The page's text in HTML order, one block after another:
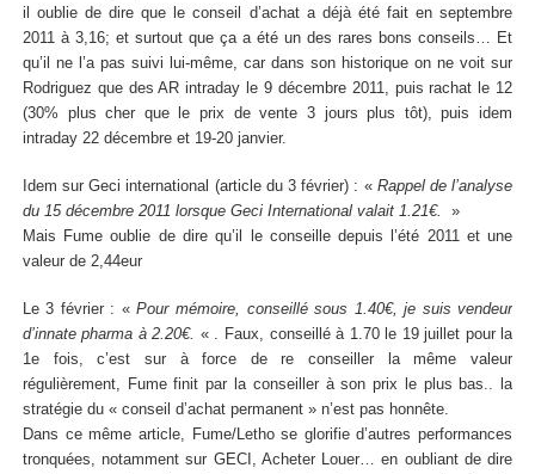
il oublie de dire que le conseil d’achat a déjà été fait en septembre
2011 à 3,16; et surtout que ça a été un des rares bons conseils… Et
qu’il ne l’a pas suivi lui-même, car dans son historique on ne voit sur
Rodriguez que des AR intraday le 9 décembre 2011, puis rachat le 12
(30% plus cher que le prix de vente 3 jours plus tôt), puis idem
intraday 22 décembre et 19-20 janvier.
Idem sur Geci international (article du 3 février) : « Rappel de l’analyse
du 15 décembre 2011 lorsque Geci International valait 1.21€.
»
Mais Fume oublie de dire qu’il le conseille depuis l’été 2011 et une
valeur de 2,44eur
Le 3 février : «Pour mémoire, conseillé sous 1.40€, je suis vendeur
d’innate pharma à 2.20€. « . Faux, conseillé à 1.70 le 19 juillet pour la
1e fois, c’est sur à force de re conseiller la même valeur
régulièrement, Fume finit par la conseiller à son prix le plus bas.. la
stratégie du « conseil d’achat permanent » n’est pas honnête.
Dans ce même article, Fume/Letho se glorifie d’autres performances
tronquées, notamment sur GECI, Acheter Louer… en oubliant de dire